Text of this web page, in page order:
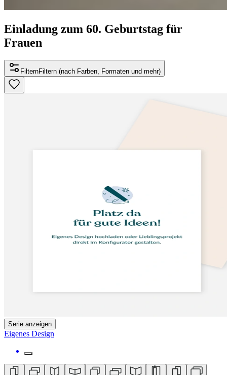
Einladung zum 60. Geburtstag für
Frauen
FilternFiltern (nach Farben, Formaten und mehr)
Serie anzeigen
Eigenes Design